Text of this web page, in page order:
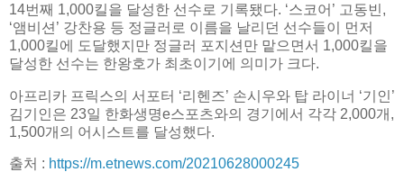
14번째 1,000킬을 달성한 선수로 기록됐다. ‘스코어’ 고동빈,
‘앰비션’ 강찬용 등 정글러로 이름을 날리던 선수들이 먼저
1,000킬에 도달했지만 정글러 포지션만 맡으면서 1,000킬을
달성한 선수는 한왕호가 최초이기에 의미가 크다.
아프리카 프릭스의 서포터 ‘리헨즈’ 손시우와 탑 라이너 ‘기인’
김기인은 23일 한화생명e스포츠와의 경기에서 각각 2,000개,
1,500개의 어시스트를 달성했다.
출처 : https://m.etnews.com/20210628000245